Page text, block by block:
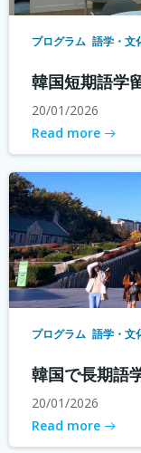
プログラム 語学・文
韓国短期語学
20/01/2026
Read more
プログラム 語学・文
韓国で長期語
20/01/2026
Read more